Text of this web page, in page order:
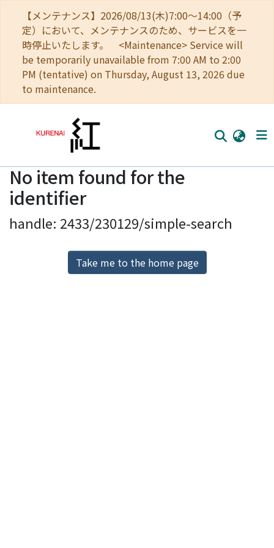
【メンテナンス】2026/08/13(木)7:00～14:00（予
定）において、メンテナンスのため、サービスを一
時停止いたします。 <Maintenance> Service will
be temporarily unavailable from 7:00 AM to 2:00
PM (tentative) on Thursday, August 13, 2026 due
to maintenance.
Home
Communities
Browse
Download Ranking
No item found for the
identifier
handle: 2433/230129/simple-search
Take me to the home page